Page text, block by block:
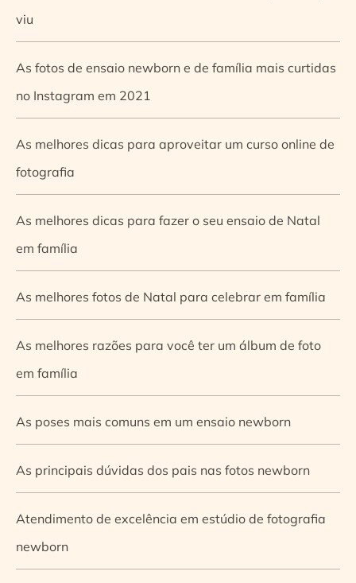
viu
As fotos de ensaio newborn e de família mais curtidas
no Instagram em 2021
As melhores dicas para aproveitar um curso online de
fotografia
As melhores dicas para fazer o seu ensaio de Natal
em família
As melhores fotos de Natal para celebrar em família
As melhores razões para você ter um álbum de foto
em família
As poses mais comuns em um ensaio newborn
As principais dúvidas dos pais nas fotos newborn
Atendimento de excelência em estúdio de fotografia
newborn